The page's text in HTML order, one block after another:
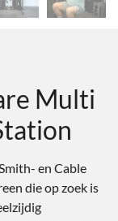
Multi
en Cable
die op zoek is